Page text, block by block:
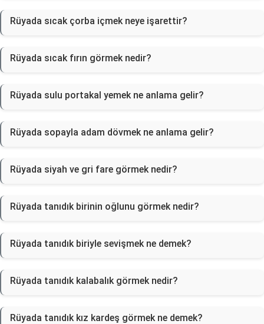
Rüyada sıcak çorba içmek neye işarettir?
Rüyada sıcak fırın görmek nedir?
Rüyada sulu portakal yemek ne anlama gelir?
Rüyada sopayla adam dövmek ne anlama gelir?
Rüyada siyah ve gri fare görmek nedir?
Rüyada tanıdık birinin oğlunu görmek nedir?
Rüyada tanıdık biriyle sevişmek ne demek?
Rüyada tanıdık kalabalık görmek nedir?
Rüyada tanıdık kız kardeş görmek ne demek?